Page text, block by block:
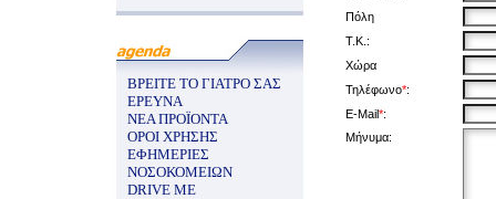
ΒΡΕΙΤΕ ΤΟ ΓΙΑΤΡΟ ΣΑΣ
ΕΡΕΥΝΑ
ΝΕΑ ΠΡΟΪΟΝΤΑ
ΟΡΟΙ ΧΡΗΣΗΣ
ΕΦΗΜΕΡΙΕΣ
ΝΟΣΟΚΟΜΕΙΩΝ
DRIVE ME
Πόλη
Τ.Κ.:
Χώρα
Τηλέφωνο*:
E-Mail*:
Μήνυμα: